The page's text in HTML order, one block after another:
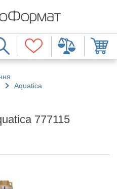
Aquatica
777115